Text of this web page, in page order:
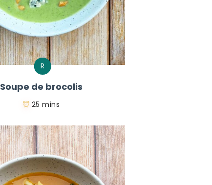
R
Soupe de brocolis
25 mins